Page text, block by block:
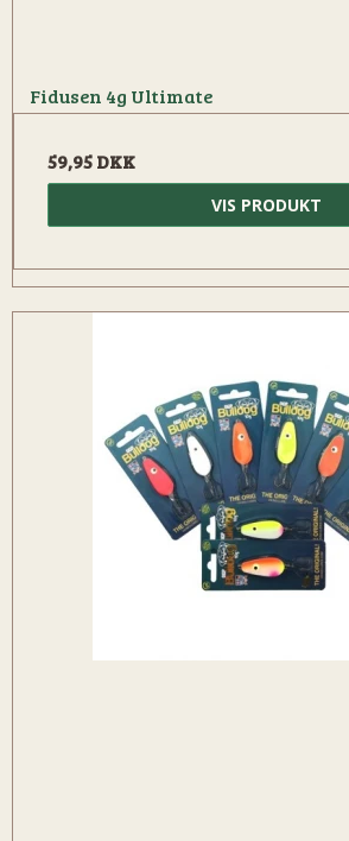
Fidusen 4g Ultimate
59,95 DKK
VIS PRODUKT